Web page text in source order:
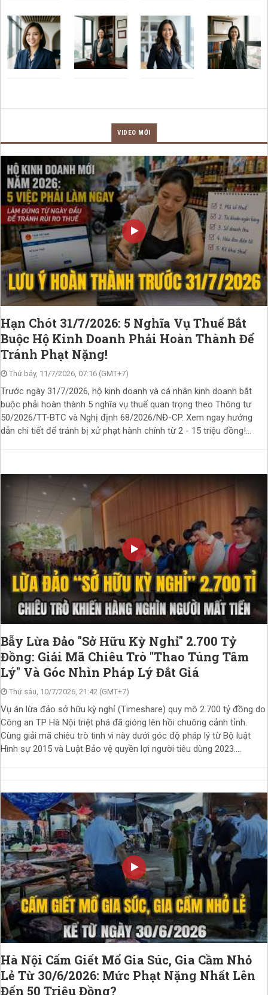
VIDEO MỚI
Hạn Chót 31/7/2026: 5 Nghĩa Vụ Thuế Bắt
Buộc Hộ Kinh Doanh Phải Hoàn Thành Để
Tránh Phạt Nặng!
Thứ bảy, 11/7/2026, 07:16 (GMT+7)
Trước ngày 31/7/2026, hộ kinh doanh và cá nhân kinh doanh bắt
buộc phải hoàn thành 5 nghĩa vụ thuế quan trọng theo Thông tư
50/2026/TT-BTC và Nghị định 68/2026/NĐ-CP. Xem ngay hướng
dẫn chi tiết để tránh bị xử phạt hành chính từ 2 - 15 triệu đồng!...
Bẫy Lừa Đảo "Sở Hữu Kỳ Nghỉ" 2.700 Tỷ
Đồng: Giải Mã Chiêu Trò "Thao Túng Tâm
Lý" Và Góc Nhìn Pháp Lý Đắt Giá
Thứ sáu, 10/7/2026, 21:42 (GMT+7)
Vụ án lừa đảo sở hữu kỳ nghỉ (Timeshare) quy mô 2.700 tỷ đồng do
Công an TP Hà Nội triệt phá đã gióng lên hồi chuông cảnh tỉnh.
Cùng giải mã chiêu trò tinh vi này dưới góc độ pháp lý từ Bộ luật
Hình sự 2015 và Luật Bảo vệ quyền lợi người tiêu dùng 2023....
Hà Nội Cấm Giết Mổ Gia Súc, Gia Cầm Nhỏ
Lẻ Từ 30/6/2026: Mức Phạt Nặng Nhất Lên
Đến 50 Triệu Đồng?